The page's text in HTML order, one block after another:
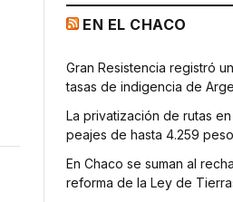
EN EL CHACO
Gran Resistencia registró
tasas de indigencia de
La privatización de rutas
peajes de hasta 4.259
En Chaco se suman al
reforma de la Ley de